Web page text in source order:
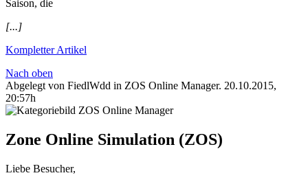
Saison, die
[...]
Kompletter Artikel
Nach oben
Abgelegt von FiedlWdd in ZOS Online Manager. 20.10.2015,
20:57h
Zone Online Simulation (ZOS)
Liebe Besucher,